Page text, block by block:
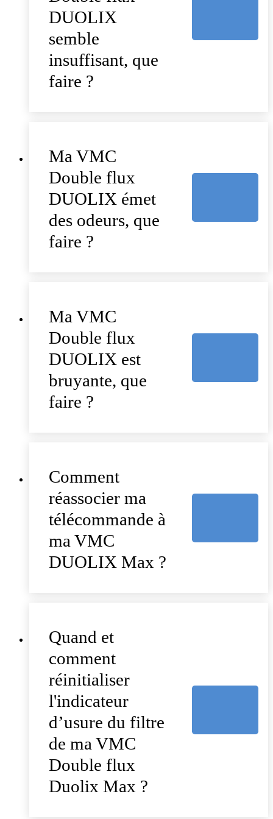
DUOLIX
semble
insuffisant, que
faire ?
Ma VMC
Double flux
DUOLIX émet
des odeurs, que
faire ?
Ma VMC
Double flux
DUOLIX est
bruyante, que
faire ?
Comment
réassocier ma
télécommande à
ma VMC
DUOLIX Max ?
Quand et
comment
réinitialiser
l'indicateur
d’usure du filtre
de ma VMC
Double flux
Duolix Max ?